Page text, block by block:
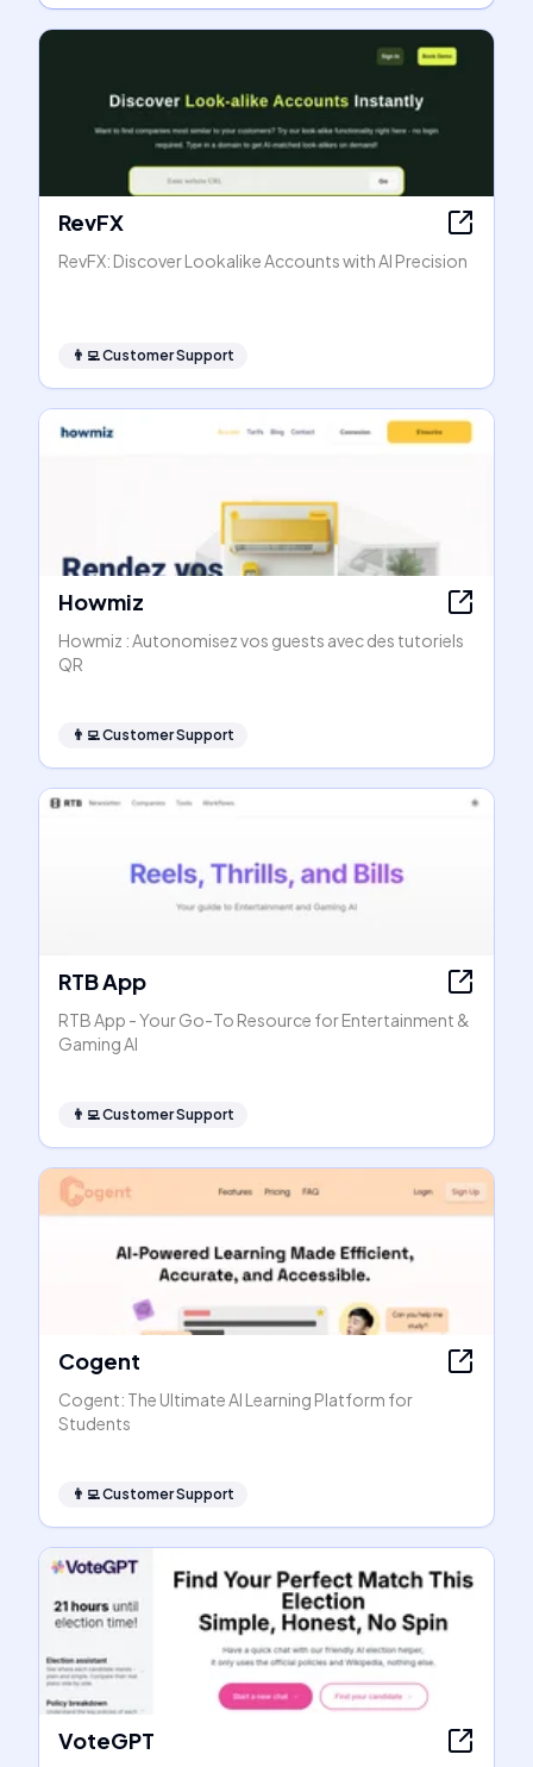
RevFX
RevFX: Discover Lookalike Accounts with AI Precision
👨‍💻Customer Support
Howmiz
Howmiz : Autonomisez vos guests avec des tutoriels
QR
👨‍💻Customer Support
RTB App
RTB App - Your Go-To Resource for Entertainment &
Gaming AI
👨‍💻Customer Support
Cogent
Cogent: The Ultimate AI Learning Platform for
Students
👨‍💻Customer Support
VoteGPT